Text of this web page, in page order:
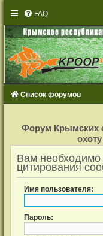
FAQ
Список форумов
с
т
р
а
ц
Форум Крымских
Вам необходимо
цитирования
Имя пользователя:
Пароль: